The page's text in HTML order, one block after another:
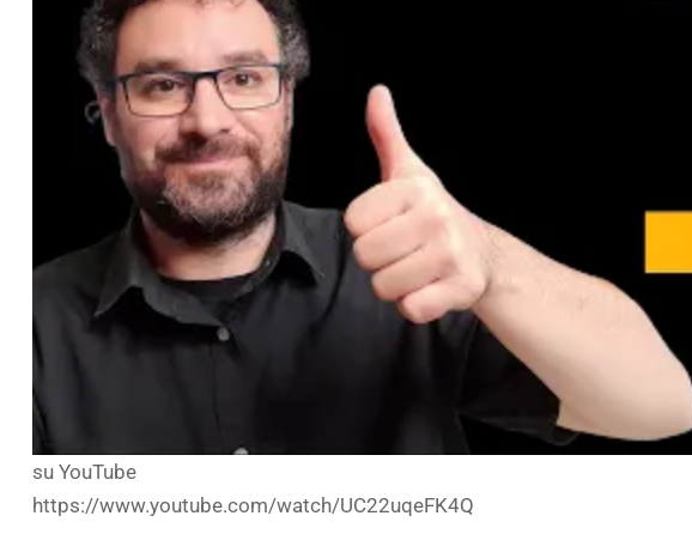
su YouTube
https://www.youtube.com/watch/UC22uqeFK4Q